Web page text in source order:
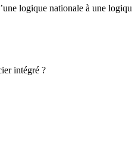
logique nationale à une
intégré ?